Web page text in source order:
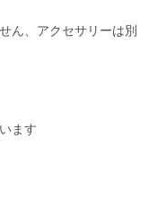
ん、アクセサリーは別
ます